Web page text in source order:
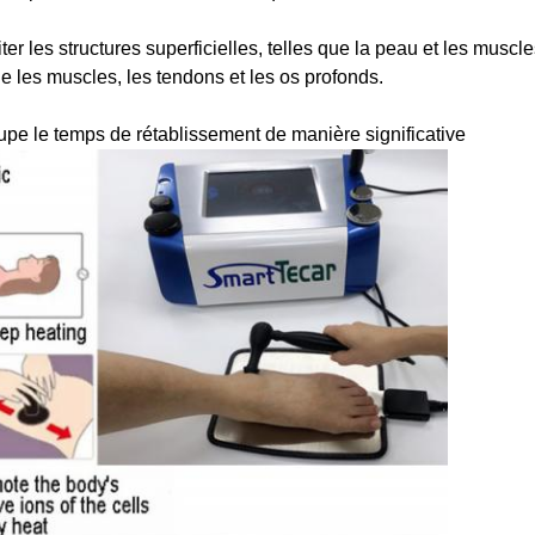
les structures superficielles, telles que la peau et les
les muscles, les tendons et les os profonds.
le temps de rétablissement de manière significative